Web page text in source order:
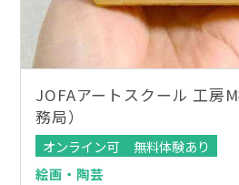
JOFAアートスクール 工房
務局）
オンライン可
無料体験あり
絵画・陶芸